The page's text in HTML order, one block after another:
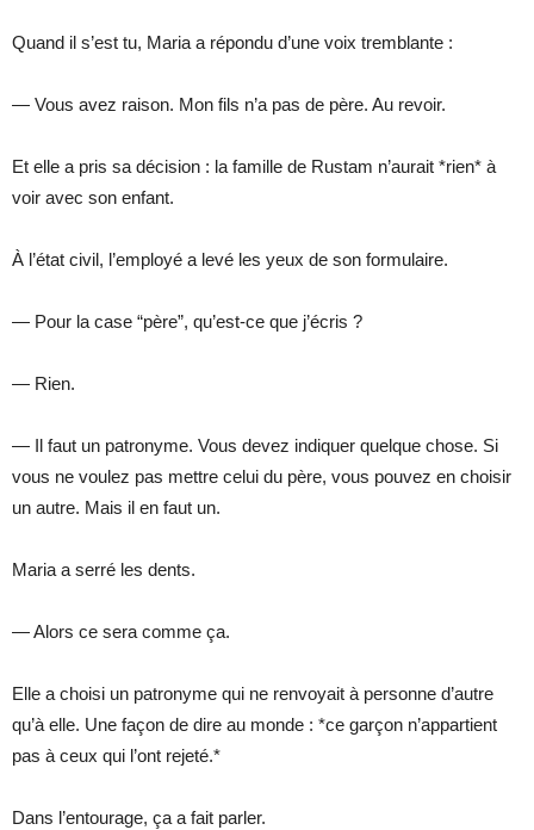
Quand il s’est tu, Maria a répondu d’une voix tremblante :
— Vous avez raison. Mon fils n’a pas de père. Au revoir.
Et elle a pris sa décision : la famille de Rustam n’aurait *rien* à
voir avec son enfant.
À l’état civil, l’employé a levé les yeux de son formulaire.
— Pour la case “père”, qu’est-ce que j’écris ?
— Rien.
— Il faut un patronyme. Vous devez indiquer quelque chose. Si
vous ne voulez pas mettre celui du père, vous pouvez en choisir
un autre. Mais il en faut un.
Maria a serré les dents.
— Alors ce sera comme ça.
Elle a choisi un patronyme qui ne renvoyait à personne d’autre
qu’à elle. Une façon de dire au monde : *ce garçon n’appartient
pas à ceux qui l’ont rejeté.*
Dans l’entourage, ça a fait parler.